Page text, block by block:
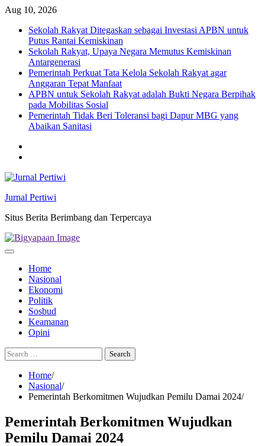
Skip
content
Aug 10, 2026
Sekolah Rakyat Ditegaskan sebagai Investasi APBN untuk
Putus Rantai Kemiskinan
Sekolah Rakyat, Upaya Negara Memutus Kemiskinan
Antargenerasi
Pemerintah Perkuat Tata Kelola Sekolah Rakyat agar
Anggaran Tepat Manfaat
APBN untuk Sekolah Rakyat adalah Bukti Negara Berpihak
pada Mobilitas Sosial
Pemerintah Tidak Beri Toleransi bagi Dapur MBG yang
Abaikan Sanitasi
Jurnal Pertiwi
Situs Berita Berimbang dan Terpercaya
Home
Nasional
Ekonomi
Politik
Sosbud
Keamanan
Opini
Search
for:
Home
Nasional
Pemerintah Berkomitmen Wujudkan Pemilu Damai 2024
Pemerintah Berkomitmen Wujudkan
Pemilu Damai 2024